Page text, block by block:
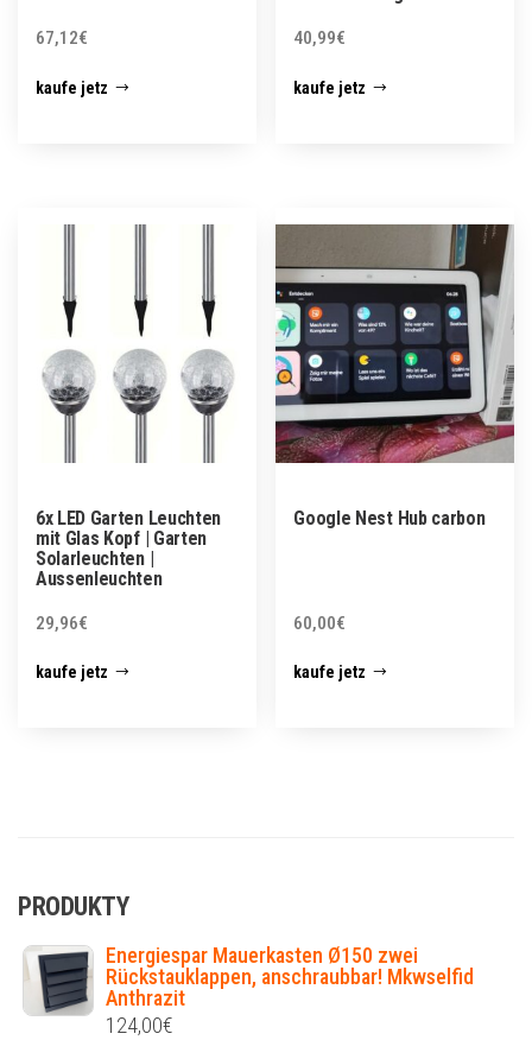
67,12€
kaufe jetz
40,99€
kaufe jetz
6x LED Garten Leuchten
mit Glas Kopf | Garten
Solarleuchten |
Aussenleuchten
29,96€
kaufe jetz
Google Nest Hub carbon
60,00€
kaufe jetz
PRODUKTY
Energiespar Mauerkasten Ø150 zwei
Rückstauklappen, anschraubbar! Mkwselfid
Anthrazit
124,00€